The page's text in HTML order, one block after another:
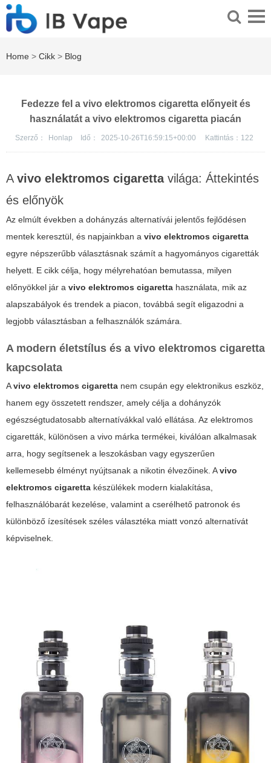
Home > Cikk > Blog
Fedezze fel a vivo elektromos cigaretta előnyeit és
használatát a vivo elektromos cigaretta piacán
Szerző： Honlap Idő： 2025-10-26T16:59:15+00:00 Kattintás： 122
A vivo elektromos cigarettavilága: Áttekintés
és előnyök
Az elmúlt években a dohányzás alternatívái jelentős fejlődésen
mentek keresztül, és napjainkban a vivo elektromos cigaretta
egyre népszerűbb választásnak számít a hagyományos cigaretták
helyett. E cikk célja, hogy mélyrehatóan bemutassa, milyen
előnyökkel jár a vivo elektromos cigaretta használata, mik az
alapszabályok és trendek a piacon, továbbá segít eligazodni a
legjobb választásban a felhasználók számára.
A modern életstílus és a vivo elektromos cigaretta
kapcsolata
Avivo elektromos cigaretta nem csupán egy elektronikus eszköz,
hanem egy összetett rendszer, amely célja a dohányzók
egészségtudatosabb alternatívákkal való ellátása. Az elektromos
cigaretták, különösen a vivo márka termékei, kiválóan alkalmasak
arra, hogy segítsenek a leszokásban vagy egyszerűen
kellemesebb élményt nyújtsanak a nikotin élvezőinek. Avivo
elektromos cigaretta készülékek modern kialakítása,
felhasználóbarát kezelése, valamint a cserélhető patronok és
különböző ízesítések széles választéka miatt vonzó alternatívát
képviselnek.